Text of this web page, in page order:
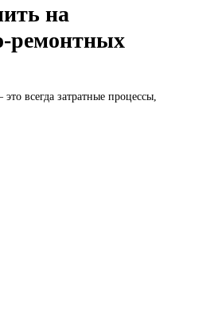
на
ремонтных
всегда затратные процессы,